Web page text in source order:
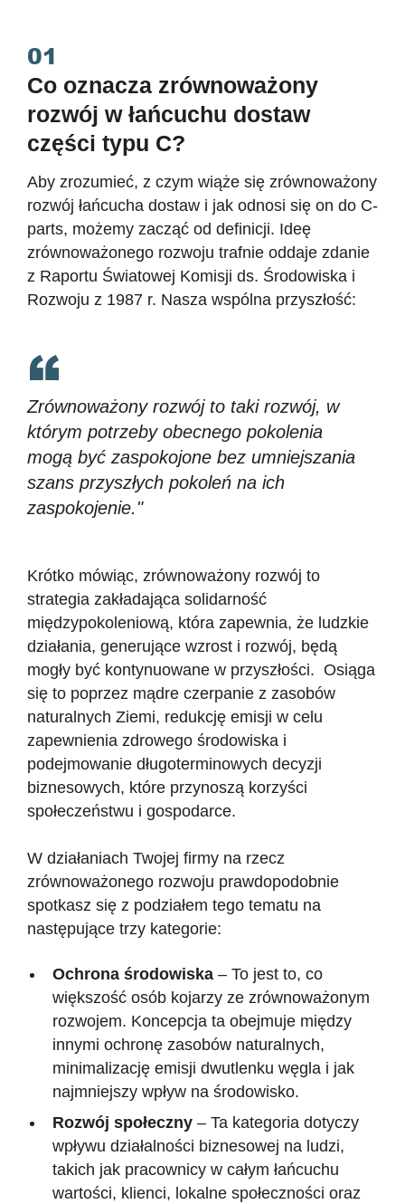
01
Co oznacza zrównoważony
rozwój w łańcuchu dostaw
części typu C?
Aby zrozumieć, z czym wiąże się zrównoważony
rozwój łańcucha dostaw i jak odnosi się on do C-
parts, możemy zacząć od definicji. Ideę
zrównoważonego rozwoju trafnie oddaje zdanie
z Raportu Światowej Komisji ds. Środowiska i
Rozwoju z 1987 r. Nasza wspólna przyszłość:
Zrównoważony rozwój to taki rozwój, w
którym potrzeby obecnego pokolenia
mogą być zaspokojone bez umniejszania
szans przyszłych pokoleń na ich
zaspokojenie."
Krótko mówiąc, zrównoważony rozwój to
strategia zakładająca solidarność
międzypokoleniową, która zapewnia, że ludzkie
działania, generujące wzrost i rozwój, będą
mogły być kontynuowane w przyszłości. Osiąga
się to poprzez mądre czerpanie z zasobów
naturalnych Ziemi, redukcję emisji w celu
zapewnienia zdrowego środowiska i
podejmowanie długoterminowych decyzji
biznesowych, które przynoszą korzyści
społeczeństwu i gospodarce.
W działaniach Twojej firmy na rzecz
zrównoważonego rozwoju prawdopodobnie
spotkasz się z podziałem tego tematu na
następujące trzy kategorie:
Ochrona środowiska – To jest to, co
większość osób kojarzy ze zrównoważonym
rozwojem. Koncepcja ta obejmuje między
innymi ochronę zasobów naturalnych,
minimalizację emisji dwutlenku węgla i jak
najmniejszy wpływ na środowisko.
Rozwój społeczny – Ta kategoria dotyczy
wpływu działalności biznesowej na ludzi,
takich jak pracownicy w całym łańcuchu
wartości, klienci, lokalne społeczności oraz